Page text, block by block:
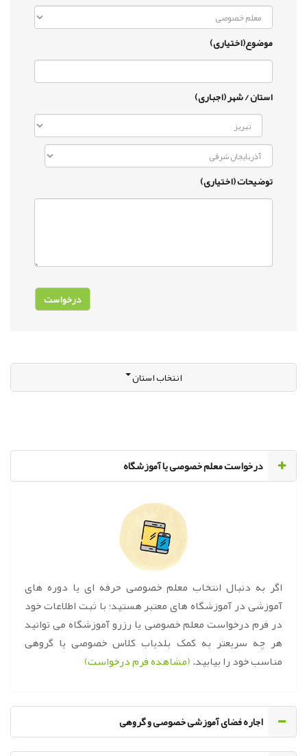
موضوع(اختیاری)
استان / شهر (اجباری)
توضیحات (اختیاری)
انتخاب استان
‌درخواست معلم خصوصی یا آموزشگاه
اگر به دنبال انتخاب معلم خصوصی حرفه ای یا دوره های
آموزشی در آموزشگاه های معتبر هستید؛ با ثبت اطلاعات خود
در فرم درخواست معلم خصوصی یا رزرو آموزشگاه می توانید
هر چه سریعتر به کمک بلدیاب کلاس خصوصی یا گروهی
مناسب خود را بیابید.(مشاهده فرم درخواست)
اجاره فضای آموزشی خصوصی و گروهی